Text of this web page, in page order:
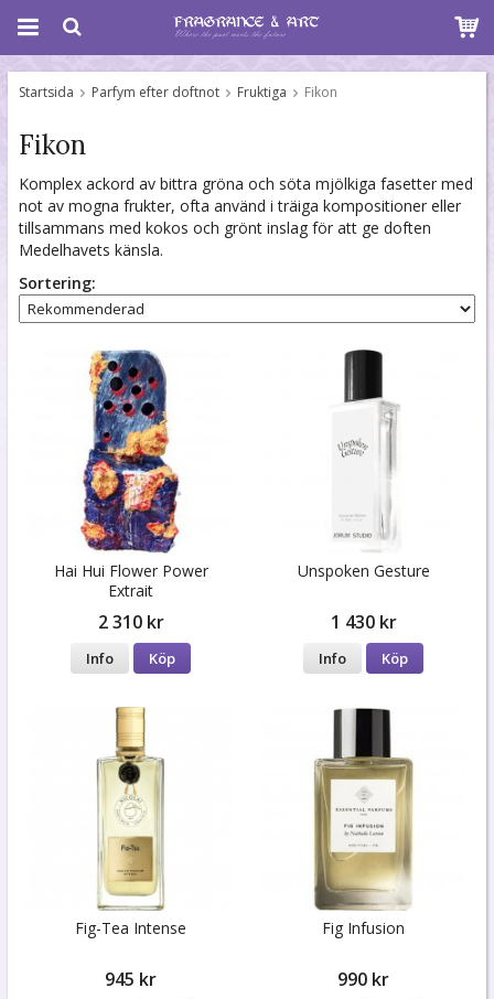
Startsida Parfym efter doftnot Fruktiga Fikon
Fikon
Komplex ackord av bittra gröna och söta mjölkiga fasetter med
not av mogna frukter, ofta använd i träiga kompositioner eller
tillsammans med kokos och grönt inslag för att ge doften
Medelhavets känsla.
Sortering:
Hai Hui Flower Power
Extrait
2 310 kr
Info Köp
Unspoken Gesture
1 430 kr
Info Köp
Fig-Tea Intense
945 kr
Fig Infusion
990 kr